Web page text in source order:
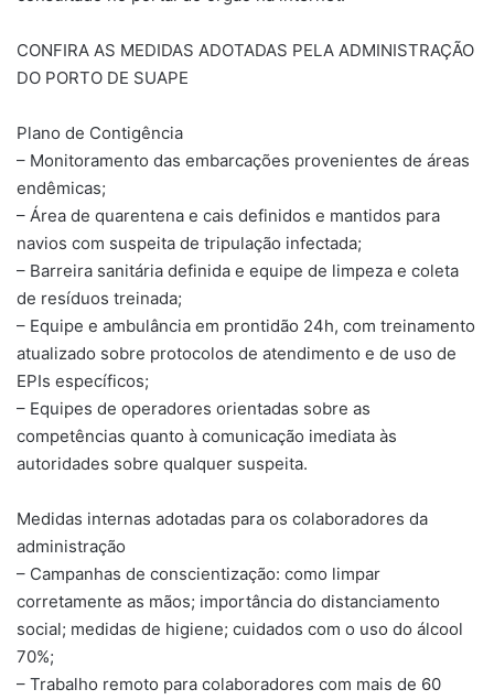
CONFIRA AS MEDIDAS ADOTADAS PELA ADMINISTRAÇÃO
DO PORTO DE SUAPE
Plano de Contigência
– Monitoramento das embarcações provenientes de áreas
endêmicas;
– Área de quarentena e cais definidos e mantidos para
navios com suspeita de tripulação infectada;
– Barreira sanitária definida e equipe de limpeza e coleta
de resíduos treinada;
– Equipe e ambulância em prontidão 24h, com treinamento
atualizado sobre protocolos de atendimento e de uso de
EPIs específicos;
– Equipes de operadores orientadas sobre as
competências quanto à comunicação imediata às
autoridades sobre qualquer suspeita.
Medidas internas adotadas para os colaboradores da
administração
– Campanhas de conscientização: como limpar
corretamente as mãos; importância do distanciamento
social; medidas de higiene; cuidados com o uso do álcool
70%;
– Trabalho remoto para colaboradores com mais de 60